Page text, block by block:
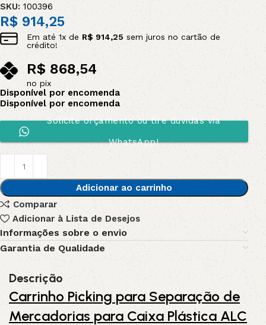
SKU:100396
R$914,25
Em até1x deR$ 914,25 sem juros no cartão de
crédito!
R$868,54
no pix
Disponível por encomenda
Disponível por encomenda
Solicite orçamento ou tire dúvidas via
WhatsApp!
Adicionar ao carrinho
Comparar
Adicionar à Lista de Desejos
Informações sobre o envio
Garantia de Qualidade
Descrição
Carrinho Picking para Separação de
Mercadorias para Caixa Plástica ALC